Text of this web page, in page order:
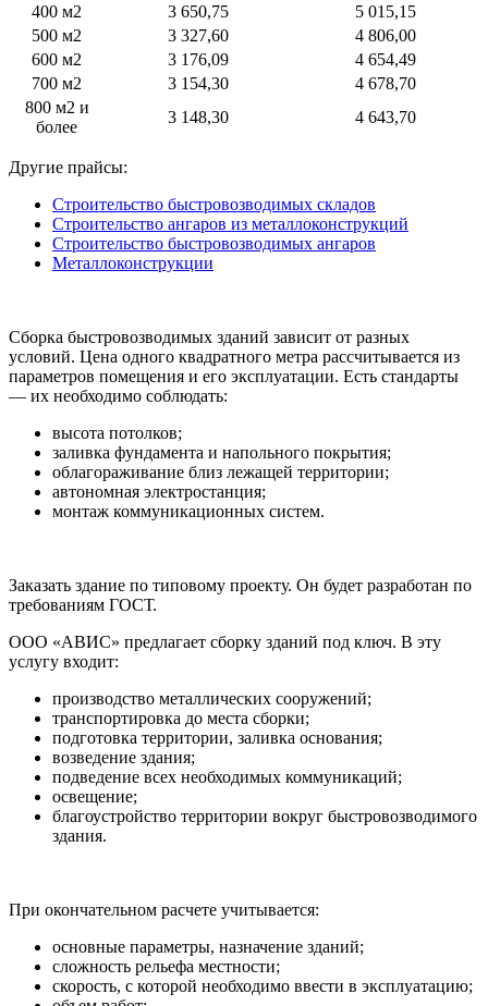
400 м2
3 650,75
5 015,15
500 м2
3 327,60
4 806,00
600 м2
3 176,09
4 654,49
700 м2
3 154,30
4 678,70
800 м2 и
более
3 148,30 4 643,70
Другие прайсы:
Строительство быстровозводимых складов
Строительство ангаров из металлоконструкций
Строительство быстровозводимых ангаров
Металлоконструкции
Сборка быстровозводимых зданий зависит от разных
условий. Цена одного квадратного метра рассчитывается из
параметров помещения и его эксплуатации. Есть стандарты
— их необходимо соблюдать:
высота потолков;
заливка фундамента и напольного покрытия;
облагораживание близ лежащей территории;
автономная электростанция;
монтаж коммуникационных систем.
Заказать здание по типовому проекту. Он будет разработан по
требованиям ГОСТ.
ООО «АВИС» предлагает сборку зданий под ключ. В эту
услугу входит:
производство металлических сооружений;
транспортировка до места сборки;
подготовка территории, заливка основания;
возведение здания;
подведение всех необходимых коммуникаций;
освещение;
благоустройство территории вокруг быстровозводимого
здания.
При окончательном расчете учитывается:
основные параметры, назначение зданий;
сложность рельефа местности;
скорость, с которой необходимо ввести в эксплуатацию;